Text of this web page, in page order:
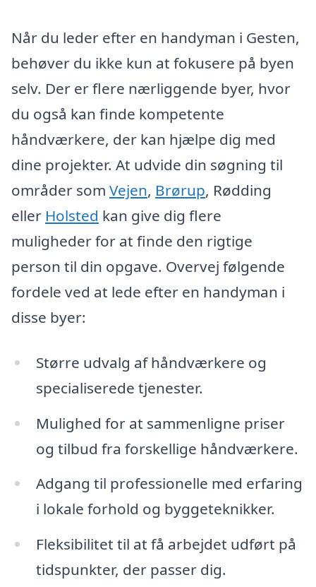
Når du leder efter en handyman i Gesten,
behøver du ikke kun at fokusere på byen
selv. Der er flere nærliggende byer, hvor
du også kan finde kompetente
håndværkere, der kan hjælpe dig med
dine projekter. At udvide din søgning til
områder som Vejen, Brørup, Rødding
eller Holsted kan give dig flere
muligheder for at finde den rigtige
person til din opgave. Overvej følgende
fordele ved at lede efter en handyman i
disse byer:
Større udvalg af håndværkere og
specialiserede tjenester.
Mulighed for at sammenligne priser
og tilbud fra forskellige håndværkere.
Adgang til professionelle med erfaring
i lokale forhold og byggeteknikker.
Fleksibilitet til at få arbejdet udført på
tidspunkter, der passer dig.